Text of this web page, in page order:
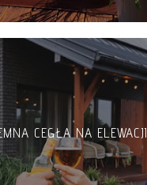
CEGŁA NA ELEWACJI